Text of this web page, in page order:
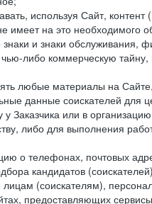
используя Сайт,
имеет на это
знаки и знаки
либо коммерческую тайну,
любые материалы на
данные соискателей для
Заказчика или в
либо для выполнения
о телефонах, почтовых
кандидатов
лицам (соискателям),
предоставляющих